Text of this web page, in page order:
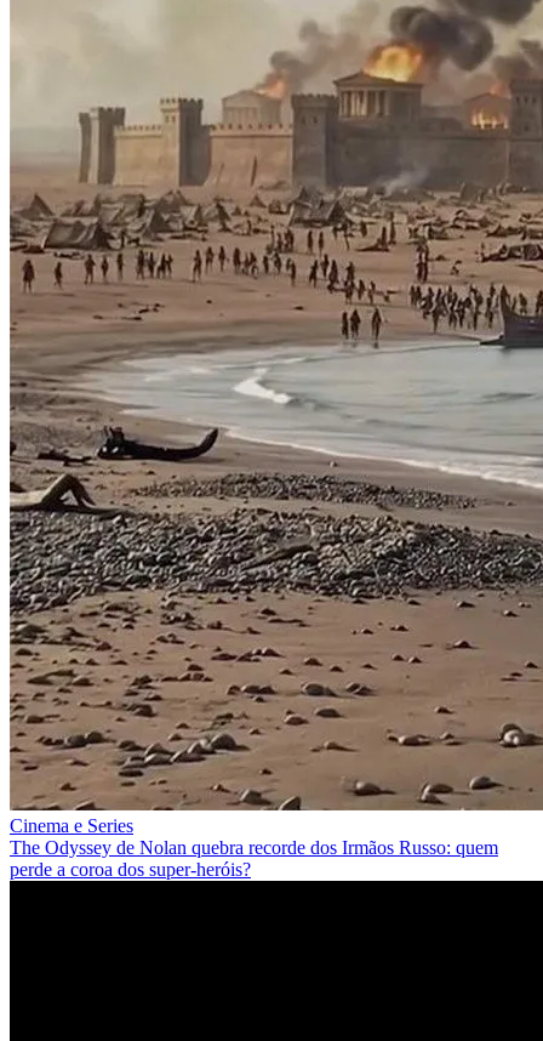
Cinema e Series
The Odyssey de Nolan quebra recorde dos Irmãos Russo: quem
perde a coroa dos super-heróis?